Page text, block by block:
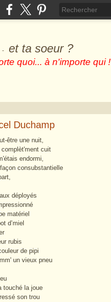
- et ta soeur ?
quoi... à n'importe qui !
Duchamp
être une nuit,
cuit
endormi,
consubstantielle
déployés
matériel
d’miel
rubis
de pipi
un vieux pneu
touché la joue
son trou